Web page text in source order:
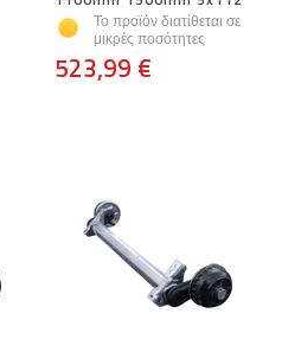
Το προϊόν διατίθεται σε
μικρές ποσότητες
523,99 €